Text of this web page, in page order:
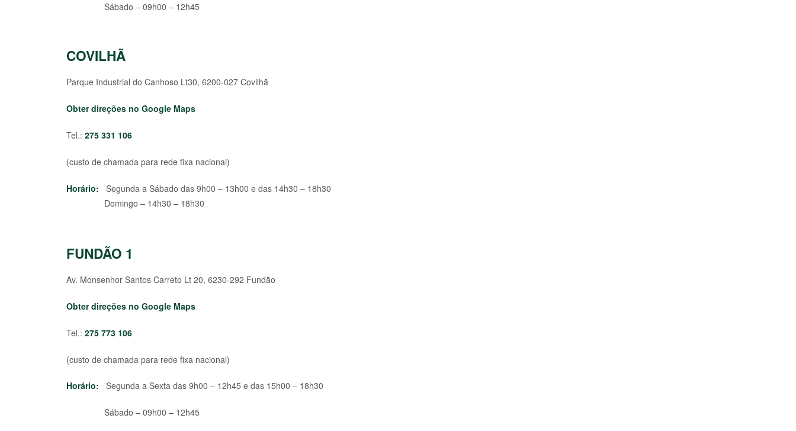
Sábado – 09h00 – 12h45
COVILHÃ
Parque Industrial do Canhoso Lt30, 6200-027 Covilhã
Obter direções no Google Maps
Tel.: 275 331 106
(custo de chamada para rede fixa nacional)
Horário:
Segunda a Sábado das 9h00 – 13h00 e das 14h30 – 18h30
Domingo – 14h30 – 18h30
FUNDÃO 1
Av. Monsenhor Santos Carreto Lt 20, 6230-292 Fundão
Obter direções no Google Maps
Tel.: 275 773 106
(custo de chamada para rede fixa nacional)
Horário: Segunda a Sexta das 9h00 – 12h45 e das 15h00 – 18h30
Sábado – 09h00 – 12h45